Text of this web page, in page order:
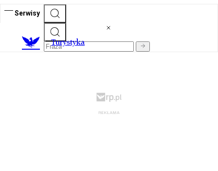
Serwisy
Turystyka